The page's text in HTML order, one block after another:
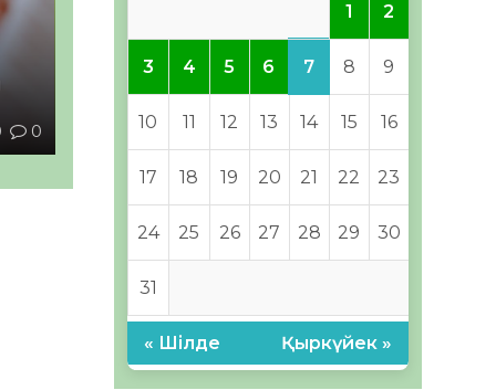
0
1 2
3 4 5 6 7 8 9
10 11 12 13 14 15 16
17 18 19 20 21 22 23
24 25 26 27 28 29 30
31
« Шілде Қыркүйек »